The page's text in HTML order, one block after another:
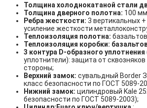
Толщина холоднокатаной стали
Толщина дверного полотна: 100
Ребра жесткости: 3 вертикальных
усиление жесткости
Теплоизоляция полотна:
Теплоизоляция коробки:
3 контура D-образного уплотнения
уплотнители): защита от сквозняков
стороны;
Верхний замок: сувальдный Border
класс безопасности по ГОСТ 5089-
Нижний замок: цилиндровый Kale
безопасности по ГОСТ 5089-2003);